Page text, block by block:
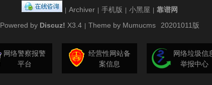
Archiver 手机版 小黑屋
靠谱网
Powered by Discuz! X3.4 Theme by Mumucms 20201011版
网络警察报警
平台
经营性网站备
案信息
网络垃圾信
举报中心